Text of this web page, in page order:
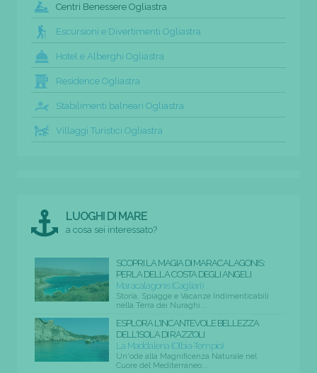
Centri Benessere Ogliastra
Escursioni e Divertimenti Ogliastra
Hotel e Alberghi Ogliastra
Residence Ogliastra
Stabilimenti balneari Ogliastra
Villaggi Turistici Ogliastra
LUOGHI DI MARE
a cosa sei interessato?
SCOPRI LA MAGIA DI MARACALAGONIS:
PERLA DELLA COSTA DEGLI ANGELI
Maracalagonis (Cagliari)
Storia, Spiagge e Vacanze Indimenticabili
nella Terra dei Nuraghi...
ESPLORA L'INCANTEVOLE BELLEZZA
DELL'ISOLA DI RAZZOLI
La Maddalena (Olbia-Tempio)
Un'ode alla Magnificenza Naturale nel
Cuore del Mediterraneo...